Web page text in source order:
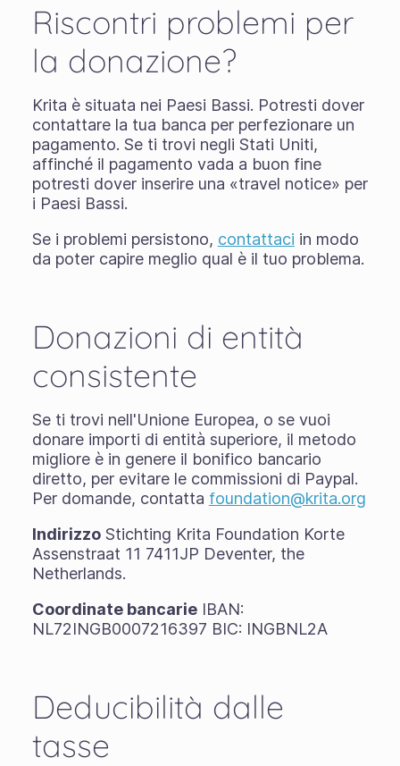
Riscontri problemi per
la donazione?
Krita è situata nei Paesi Bassi. Potresti dover
contattare la tua banca per perfezionare un
pagamento. Se ti trovi negli Stati Uniti,
affinché il pagamento vada a buon fine
potresti dover inserire una «travel notice» per
i Paesi Bassi.
Se i problemi persistono, contattaci in modo
da poter capire meglio qual è il tuo problema.
Donazioni di entità
consistente
Se ti trovi nell'Unione Europea, o se vuoi
donare importi di entità superiore, il metodo
migliore è in genere il bonifico bancario
diretto, per evitare le commissioni di Paypal.
Per domande, contatta foundation@krita.org
IndirizzoStichting Krita Foundation Korte
Assenstraat 11 7411JP Deventer, the
Netherlands.
Coordinate bancarieIBAN:
NL72INGB0007216397 BIC: INGBNL2A
Deducibilità dalle
tasse